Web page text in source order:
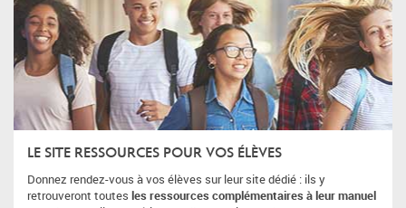
LE SITE RESSOURCES POUR VOS ÉLÈVES
Donnez rendez-vous à vos élèves sur leur site dédié : ils y
retrouveront toutes les ressources complémentaires à leur manuel